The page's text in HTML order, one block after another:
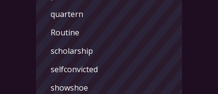
quartern
Routine
scholarship
selfconvicted
showshoe